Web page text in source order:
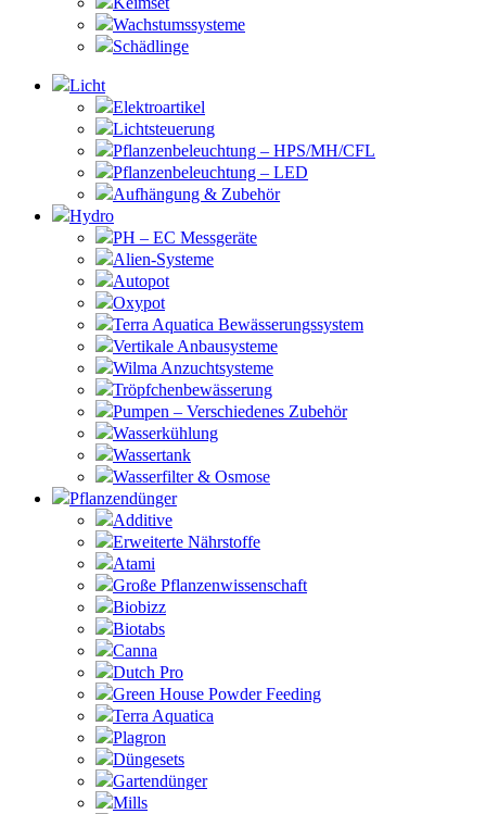
Wachstumssysteme
Schädlinge
Licht
Elektroartikel
Lichtsteuerung
Pflanzenbeleuchtung – HPS/MH/CFL
Pflanzenbeleuchtung – LED
Aufhängung & Zubehör
Hydro
PH – EC Messgeräte
Alien-Systeme
Autopot
Oxypot
Terra Aquatica Bewässerungssystem
Vertikale Anbausysteme
Wilma Anzuchtsysteme
Tröpfchenbewässerung
Pumpen – Verschiedenes Zubehör
Wasserkühlung
Wassertank
Wasserfilter & Osmose
Pflanzendünger
Additive
Erweiterte Nährstoffe
Atami
Große Pflanzenwissenschaft
Biobizz
Biotabs
Canna
Dutch Pro
Green House Powder Feeding
Terra Aquatica
Plagron
Düngesets
Gartendünger
Mills